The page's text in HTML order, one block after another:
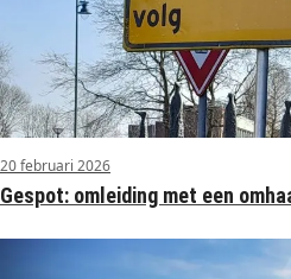
20 februari 2026
Gespot: omleiding met een